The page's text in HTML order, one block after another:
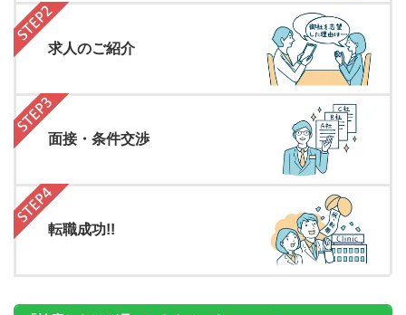
求人のご紹介
面接・条件交渉
転職成功!!